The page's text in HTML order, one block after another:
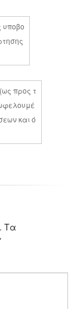
υποβο
προς τ
και ό
Τα